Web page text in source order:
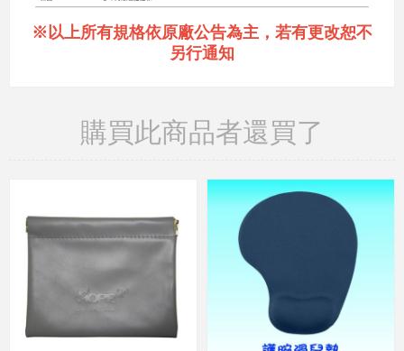
※以上所有規格依原廠公告為主，若有更改恕不
另行通知
購買此商品者還買了